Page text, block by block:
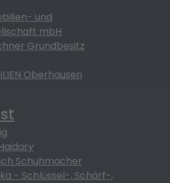
und
mbH
Grundbesitz
Oberhausen
Schuhmacher
- Schlüssel-, Schärf-,